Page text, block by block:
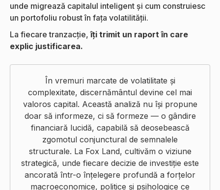
unde migrează capitalul inteligent și cum construiesc
un portofoliu robust în fața volatilității.
La fiecare tranzacție,îți trimit un raport în care
explic justificarea.
În vremuri marcate de volatilitate și
complexitate, discernământul devine cel mai
valoros capital. Această analiză nu își propune
doar să informeze, ci să formeze — o gândire
financiară lucidă, capabilă să deosebească
zgomotul conjunctural de semnalele
structurale. La Fox Land, cultivăm o viziune
strategică, unde fiecare decizie de investiție este
ancorată într-o înțelegere profundă a forțelor
macroeconomice, politice și psihologice ce